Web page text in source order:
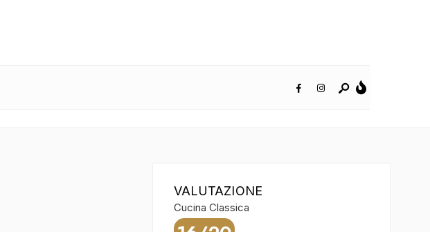
VALUTAZIONE
Cucina Classica